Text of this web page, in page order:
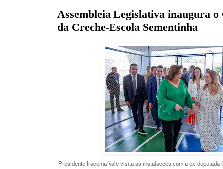
Assembleia Legislativa inaugura
da Creche-Escola Sementinha
Presidente Iracema Vale visita as instalações com a ex-deputada